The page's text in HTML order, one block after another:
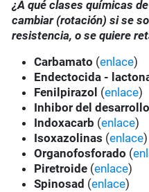
¿A qué clases químicas
cambiar (rotación) si se
resistencia, o se quiere
Carbamato (enlace)
Endectocida -
Fenilpirazol (enlace)
Inhibor del
Indoxacarb (enlace)
Isoxazolinas (enlace)
Organofosforado (
Piretroide (enlace)
Spinosad (enlace)